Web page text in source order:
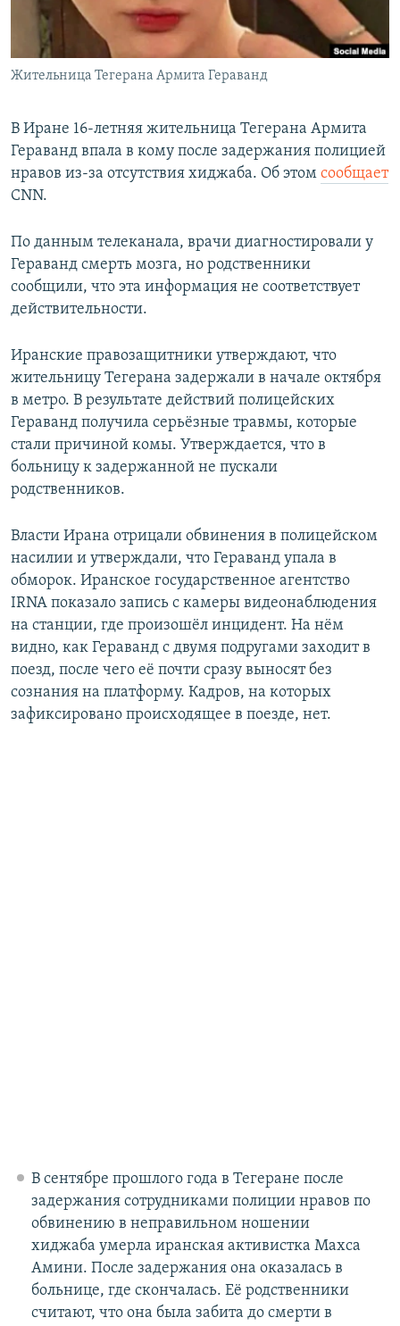
Жительница Тегерана Армита Гераванд
В Иране 16-летняя жительница Тегерана Армита
Гераванд впала в кому после задержания полицией
нравов из-за отсутствия хиджаба. Об этом сообщает
CNN.
По данным телеканала, врачи диагностировали у
Гераванд смерть мозга, но родственники
сообщили, что эта информация не соответствует
действительности.
Иранские правозащитники утверждают, что
жительницу Тегерана задержали в начале октября
в метро. В результате действий полицейских
Гераванд получила серьёзные травмы, которые
стали причиной комы. Утверждается, что в
больницу к задержанной не пускали
родственников.
Власти Ирана отрицали обвинения в полицейском
насилии и утверждали, что Гераванд упала в
обморок. Иранское государственное агентство
IRNA показало запись с камеры видеонаблюдения
на станции, где произошёл инцидент. На нём
видно, как Гераванд с двумя подругами заходит в
поезд, после чего её почти сразу выносят без
сознания на платформу. Кадров, на которых
зафиксировано происходящее в поезде, нет.
В сентябре прошлого года в Тегеране после
задержания сотрудниками полиции нравов по
обвинению в неправильном ношении
хиджаба умерла иранская активистка Махса
Амини. После задержания она оказалась в
больнице, где скончалась. Её родственники
считают, что она была забита до смерти в